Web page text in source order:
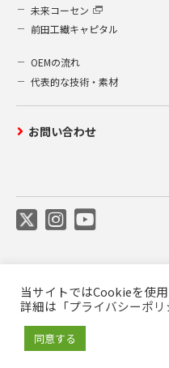
未来コーセン
前田工繊キャピタル
OEMの流れ
代表的な技術・素材
お問い合わせ
ご利用について
© Maeda Kosen
当サイトではCookieを使
詳細は「プライバシーポリ
同意する